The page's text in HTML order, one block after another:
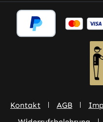
Kontakt AGB